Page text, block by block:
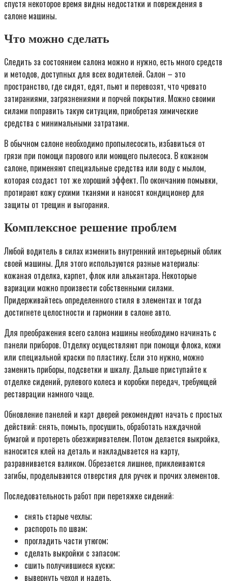
спустя некоторое время видны недостатки и повреждения в
салоне машины.
Что можно сделать
Следить за состоянием салона можно и нужно, есть много средств
и методов, доступных для всех водителей. Салон – это
пространство, где сидят, едят, пьют и перевозят, что чревато
затираниями, загрязнениями и порчей покрытия. Можно своими
силами поправить такую ситуацию, приобретая химические
средства с минимальными затратами.
В обычном салоне необходимо пропылесосить, избавиться от
грязи при помощи парового или моющего пылесоса. В кожаном
салоне, применяют специальные средства или воду с мылом,
которая создаст тот же хороший эффект. По окончанию помывки,
протирают кожу сухими тканями и наносят кондиционер для
защиты от трещин и выгорания.
Комплексное решение проблем
Любой водитель в силах изменить внутренний интерьерный облик
своей машины. Для этого используются разные материалы:
кожаная отделка, карпет, флок или алькантара. Некоторые
вариации можно произвести собственными силами.
Придерживайтесь определенного стиля в элементах и тогда
достигнете целостности и гармонии в салоне авто.
Для преображения всего салона машины необходимо начинать с
панели приборов. Отделку осуществляют при помощи флока, кожи
или специальной краски по пластику. Если это нужно, можно
заменить приборы, подсветки и шкалу. Дальше приступайте к
отделке сидений, рулевого колеса и коробки передач, требующей
реставрации намного чаще.
Обновление панелей и карт дверей рекомендуют начать с простых
действий: снять, помыть, просушить, обработать наждачной
бумагой и протереть обезжиривателем. Потом делается выкройка,
наносится клей на деталь и накладывается на карту,
разравнивается валиком. Обрезается лишнее, приклеиваются
загибы, проделываются отверстия для ручек и прочих элементов.
Последовательность работ при перетяжке сидений:
снять старые чехлы;
распороть по швам;
прогладить части утюгом;
сделать выкройки с запасом;
сшить получившиеся куски;
вывернуть чехол и надеть.